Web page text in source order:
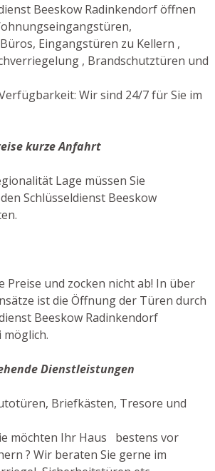
Beeskow Radinkendorf öffnen
Eingangstüren zu Kellern ,
, Brandschutztüren und
Wir sind 24/7 für Sie im
kurze Anfahrt
Lage müssen Sie
Schlüsseldienst Beeskow
und zocken nicht ab! In über
ist die Öffnung der Türen durch
Beeskow Radinkendorf
Dienstleistungen
Briefkästen, Tresore und
möchten Ihr Haus bestens vor
? Wir beraten Sie gerne im